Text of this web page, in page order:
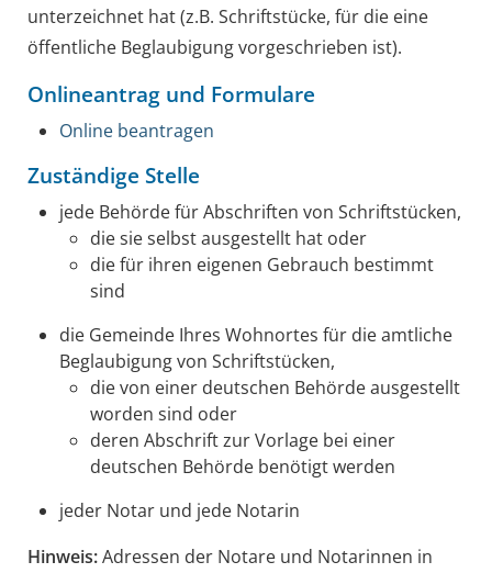
unterzeichnet hat (z.B. Schriftstücke, für die eine
öffentliche Beglaubigung vorgeschrieben ist).
Onlineantrag und Formulare
Online beantragen
Zuständige Stelle
jede Behörde für Abschriften von Schriftstücken,
die sie selbst ausgestellt hat oder
die für ihren eigenen Gebrauch bestimmt
sind
die Gemeinde Ihres Wohnortes für die amtliche
Beglaubigung von Schriftstücken,
die von einer deutschen Behörde ausgestellt
worden sind oder
deren Abschrift zur Vorlage bei einer
deutschen Behörde benötigt werden
jeder Notar und jede Notarin
Hinweis:Adressen der Notare und Notarinnen in